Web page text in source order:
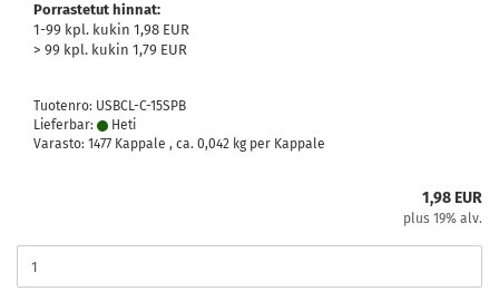
Porrastetut hinnat:
1-99 kpl. kukin 1,98 EUR
> 99 kpl. kukin 1,79 EUR
Tuotenro: USBCL-C-15SPB
Lieferbar:
Heti
Varasto: 1477 Kappale , ca. 0,042 kg per Kappale
1,98 EUR
plus 19% alv.